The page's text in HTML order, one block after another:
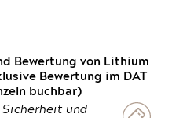
Bewertung von Lithium
Bewertung im DAT
buchbar)
Sicherheit und